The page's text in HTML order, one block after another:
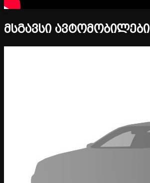
მსგავსი ავტომობილები